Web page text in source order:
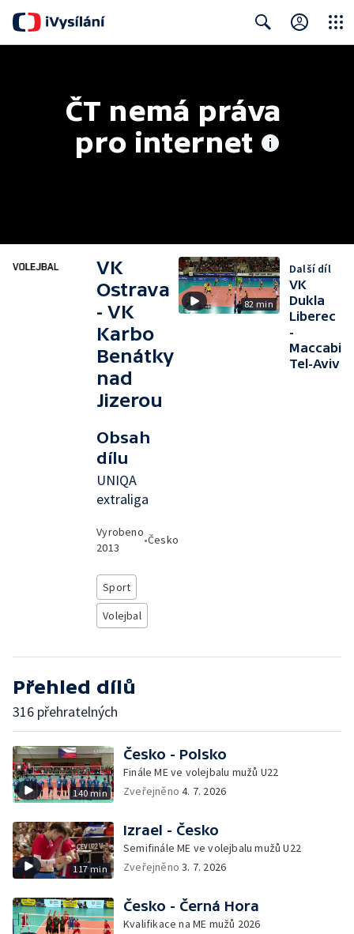
ČT nemá práva
pro internet
VK
Ostrava
- VK
Karbo
Benátky
nad
Jizerou
Obsah
dílu
UNIQA
extraliga
Vyrobeno
2013
•Česko
Sport
Volejbal
82 min
Další díl
VK
Dukla
Liberec
-
Maccabi
Tel-Aviv
Přehled dílů
316 přehratelných
140 min
Česko - Polsko
Finále ME ve volejbalu mužů U22
Zveřejněno4. 7. 2026
117 min
Izrael - Česko
Semifinále ME ve volejbalu mužů U22
Zveřejněno3. 7. 2026
Česko - Černá Hora
Kvalifikace na ME mužů 2026